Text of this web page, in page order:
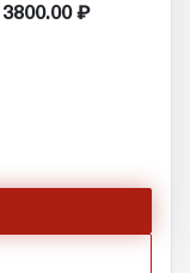
3800.00